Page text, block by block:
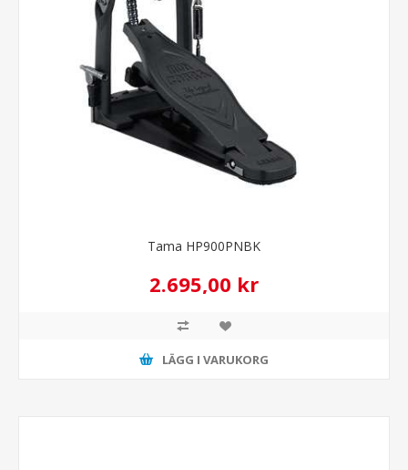
Tama HP900PNBK
2.695,00 kr
LÄGG I VARUKORG